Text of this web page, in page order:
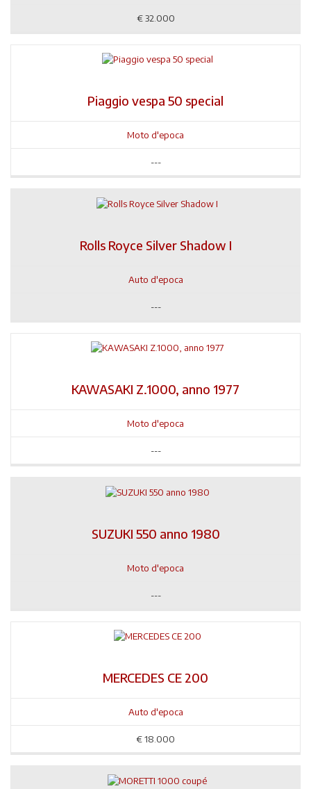
€ 32.000
Piaggio vespa 50 special
Moto d'epoca
---
Rolls Royce Silver Shadow I
Auto d'epoca
---
KAWASAKI Z.1000, anno 1977
Moto d'epoca
---
SUZUKI 550 anno 1980
Moto d'epoca
---
MERCEDES CE 200
Auto d'epoca
€18.000